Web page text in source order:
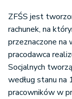
ZFŚS jest
rachunek, na
przeznaczone na
pracodawca
Socjalnych
według stanu na
pracowników w